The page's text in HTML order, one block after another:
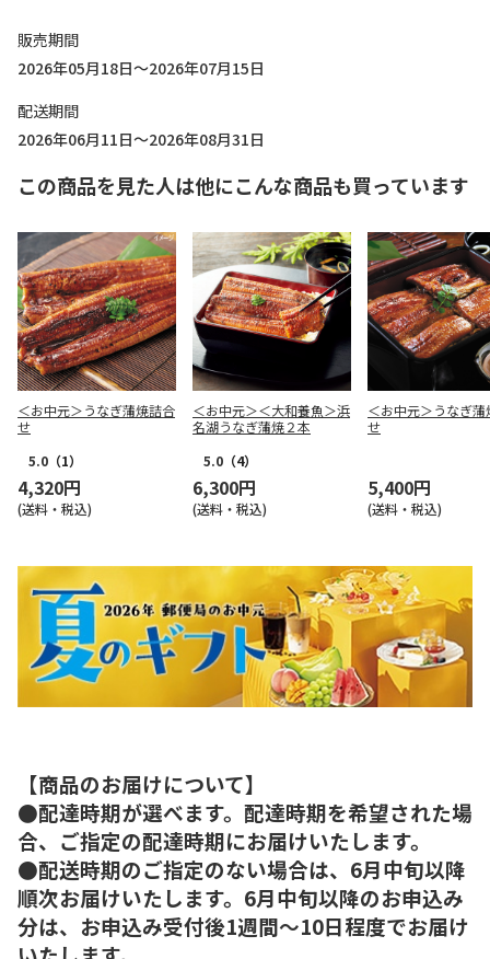
販売期間
2026年05月18日～2026年07月15日
配送期間
2026年06月11日～2026年08月31日
この商品を見た人は他にこんな商品も買っています
＜お中元＞うなぎ蒲焼詰合
せ
5.0 （1）
4,320円
(送料・税込)
＜お中元＞＜大和養魚＞浜
名湖うなぎ蒲焼２本
5.0 （4）
6,300円
(送料・税込)
＜お中元＞うなぎ蒲
せ
5,400円
(送料・税込)
【商品のお届けについて】
●配達時期が選べます。配達時期を希望された場
合、ご指定の配達時期にお届けいたします。
●配送時期のご指定のない場合は、6月中旬以降
順次お届けいたします。6月中旬以降のお申込み
分は、お申込み受付後1週間～10日程度でお届け